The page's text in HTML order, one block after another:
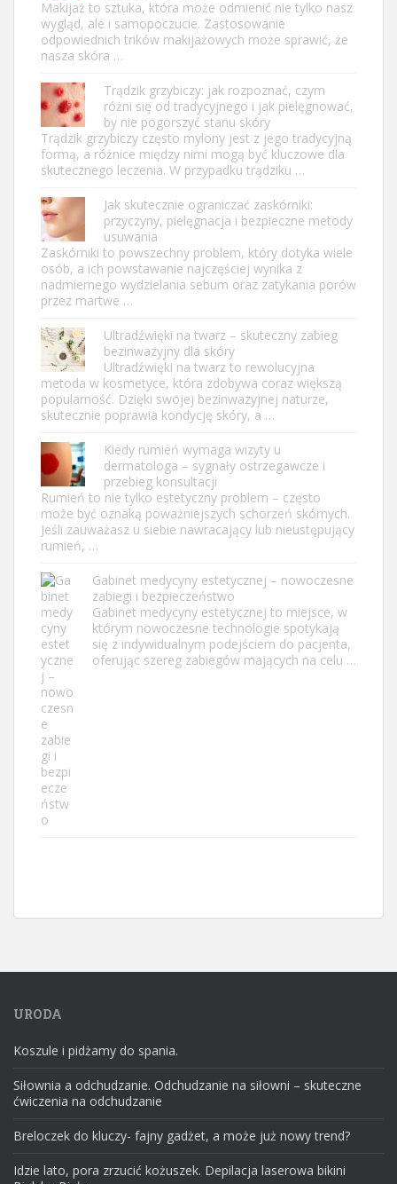
Makijaż to sztuka, która może odmienić nie tylko nasz
wygląd, ale i samopoczucie. Zastosowanie
odpowiednich trików makijażowych może sprawić, że
nasza skóra …
Trądzik grzybiczy: jak rozpoznać, czym
różni się od tradycyjnego i jak pielęgnować,
by nie pogorszyć stanu skóry
Trądzik grzybiczy często mylony jest z jego tradycyjną
formą, a różnice między nimi mogą być kluczowe dla
skutecznego leczenia. W przypadku trądziku …
Jak skutecznie ograniczać zaskórniki:
przyczyny, pielęgnacja i bezpieczne metody
usuwania
Zaskórniki to powszechny problem, który dotyka wiele
osób, a ich powstawanie najczęściej wynika z
nadmiernego wydzielania sebum oraz zatykania porów
przez martwe …
Ultradźwięki na twarz – skuteczny zabieg
bezinwazyjny dla skóry
Ultradźwięki na twarz to rewolucyjna
metoda w kosmetyce, która zdobywa coraz większą
popularność. Dzięki swojej bezinwazyjnej naturze,
skutecznie poprawia kondycję skóry, a …
Kiedy rumień wymaga wizyty u
dermatologa – sygnały ostrzegawcze i
przebieg konsultacji
Rumień to nie tylko estetyczny problem – często
może być oznaką poważniejszych schorzeń skórnych.
Jeśli zauważasz u siebie nawracający lub nieustępujący
rumień, …
Gabinet medycyny estetycznej – nowoczesne
zabiegi i bezpieczeństwo
Gabinet medycyny estetycznej to miejsce, w
którym nowoczesne technologie spotykają
się z indywidualnym podejściem do pacjenta,
oferując szereg zabiegów mających na celu …
URODA
Koszule i pidżamy do spania.
Siłownia a odchudzanie. Odchudzanie na siłowni – skuteczne
ćwiczenia na odchudzanie
Breloczek do kluczy- fajny gadżet, a może już nowy trend?
Idzie lato, pora zrzucić kożuszek. Depilacja laserowa bikini